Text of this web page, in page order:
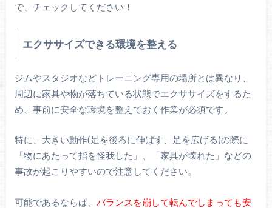
で、チェックしてください！
エクササイズできる環境を整える
ジムやスタジオなどトレーニング専用の場所とは異なり、
周辺に家具や物が落ちている状態でエクササイズをするた
め、事前に安全な環境を整えておく作業が必須です。
特に、大きい動作(足を後ろに伸ばす、足を広げる)の際に
「物にあたって指を怪我した」、「家具が壊れた」などの
事故が起こりやすいので注意してください。
可能であるならば、 バランスを崩して転んでしまっても安